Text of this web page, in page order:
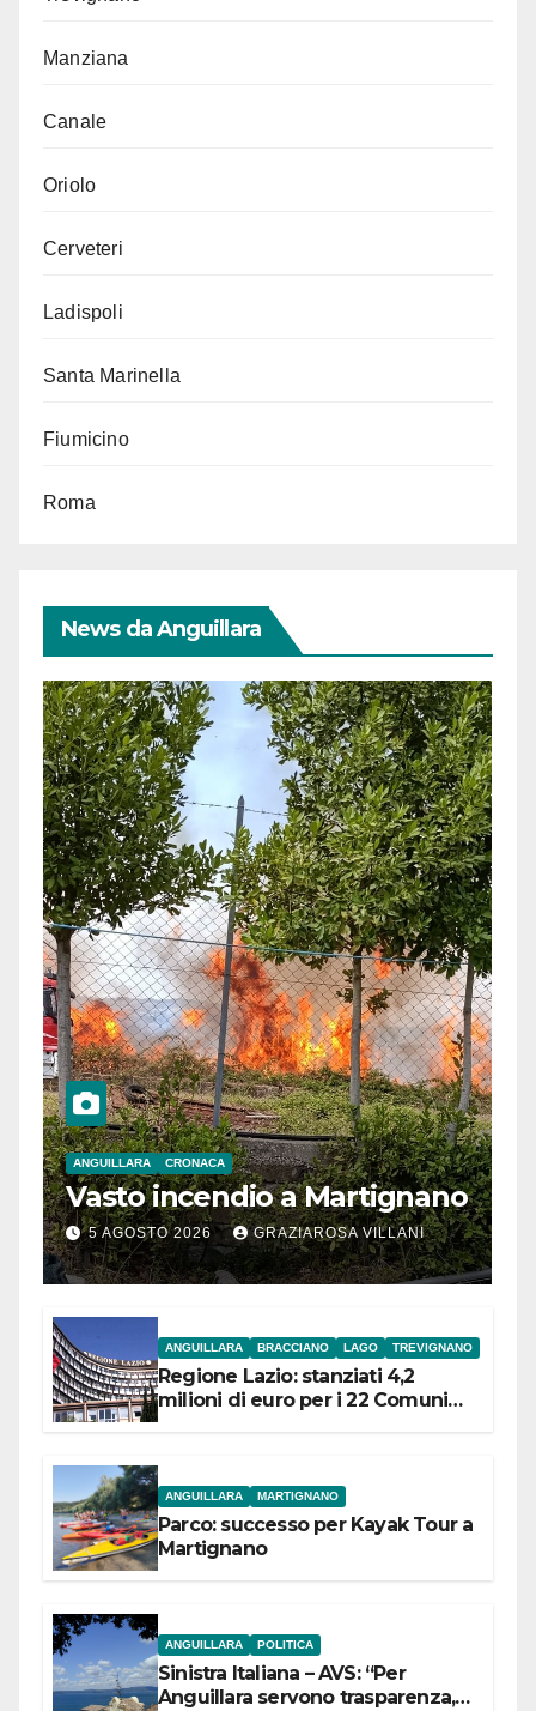
Manziana
Canale
Oriolo
Cerveteri
Ladispoli
Santa Marinella
Fiumicino
Roma
News da Anguillara
ANGUILLARA CRONACA
Vasto incendio a Martignano
5 AGOSTO 2026 GRAZIAROSA VILLANI
ANGUILLARA BRACCIANO LAGO TREVIGNANO
Regione Lazio: stanziati 4,2
milioni di euro per i 22 Comuni
ANGUILLARA MARTIGNANO
Parco: successo per Kayak Tour a
Martignano
ANGUILLARA POLITICA
Sinistra Italiana – AVS: “Per
Anguillara servono trasparenza,